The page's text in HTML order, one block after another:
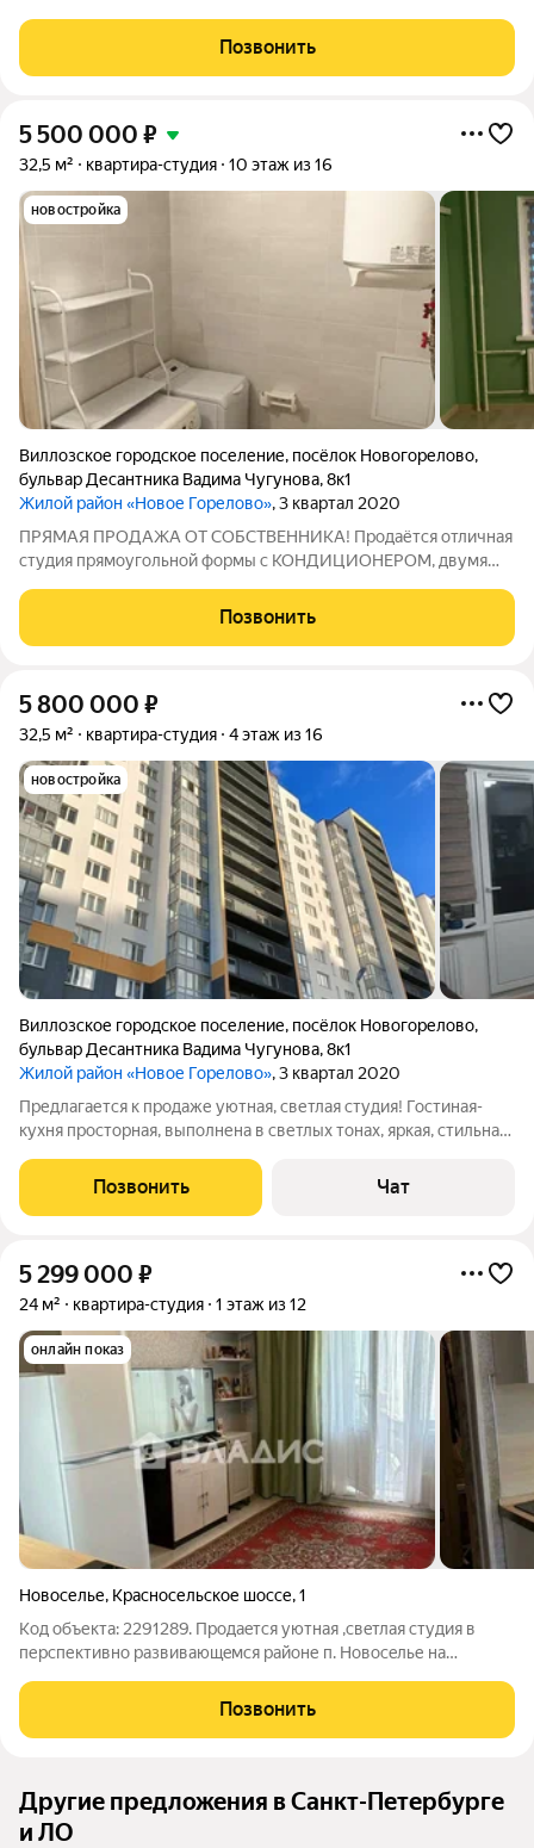
19,53 кв.м. Лоджия - 5,15 кв.м. Хорошая прихожая - 5,7 кв.м.
Санузел совмещённый - 4,73
Позвонить
5 500 000 ₽
32,5 м² квартира-студия 10 этаж из 16
новостройка
Виллозское городское поселение, посёлок Новогорелово,
бульвар Десантника Вадима Чугунова,8к1
Жилой район «Новое Горелово», 3 квартал 2020
ПРЯМАЯ ПРОДАЖА ОТ СОБСТВЕННИКА! Продаётся отличная
студия прямоугольной формы с КОНДИЦИОНЕРОМ, двумя
прихожая, где есть место для полноценного размещения
гардероба. Санузел с полноценной ванной и
Позвонить
5 800 000 ₽
32,5 м² квартира-студия 4 этаж из 16
новостройка
Виллозское городское поселение, посёлок Новогорелово,
бульвар Десантника Вадима Чугунова,8к1
Жилой район «Новое Горелово», 3 квартал 2020
Предлагается к продаже уютная, светлая студия! Гостиная-
кухня просторная, выполнена в светлых тонах, яркая, стильная
помещения. Из помещения выход на большую, тёплую
лоджию, где достаточно места,
Позвонить Чат
5 299 000 ₽
24 м² квартира-студия 1 этаж из 12
онлайн показ
Новоселье, Красносельское шоссе,1
Код объекта: 2291289. Пpoдaeтся уютная ,свeтлая студия в
перcпективнo рaзвивающeмся районе п. Hoвoceлье на
ocтаeтся xoлoдильник, дивaн, стoл и cтулья, мaшинкa
cтиpaльнaя. Вcтpоeнный шкaф в
Позвонить
Другие предложения в Санкт-Петербурге
и ЛО